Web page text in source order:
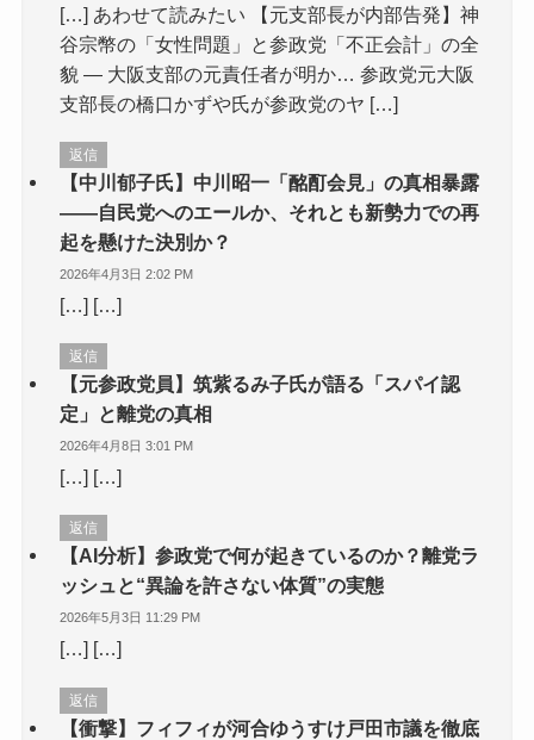
[…] あわせて読みたい 【元支部長が内部告発】神
谷宗幣の「女性問題」と参政党「不正会計」の全
貌 — 大阪支部の元責任者が明か… 参政党元大阪
支部長の橋口かずや氏が参政党のヤ […]
返信
【中川郁子氏】中川昭一「酩酊会見」の真相暴露
――自民党へのエールか、それとも新勢力での再
起を懸けた決別か？
2026年4月3日 2:02 PM
[…] […]
返信
【元参政党員】筑紫るみ子氏が語る「スパイ認
定」と離党の真相
2026年4月8日 3:01 PM
[…] […]
返信
【AI分析】参政党で何が起きているのか？離党ラ
ッシュと“異論を許さない体質”の実態
2026年5月3日 11:29 PM
[…] […]
返信
【衝撃】フィフィが河合ゆうすけ戸田市議を徹底